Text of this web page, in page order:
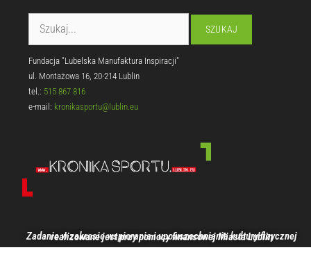
Fundacja "Lubelska Manufaktura Inspiracji"
ul. Montażowa 16, 20-214 Lublin
tel.: 515 867 816
e-mail: kronikasportu@lublin.eu
Zadanie w zakresie wspierania i upowszechniania kultury fizycznej realizowane jest przy pomocy finansowej Miasta Lublin